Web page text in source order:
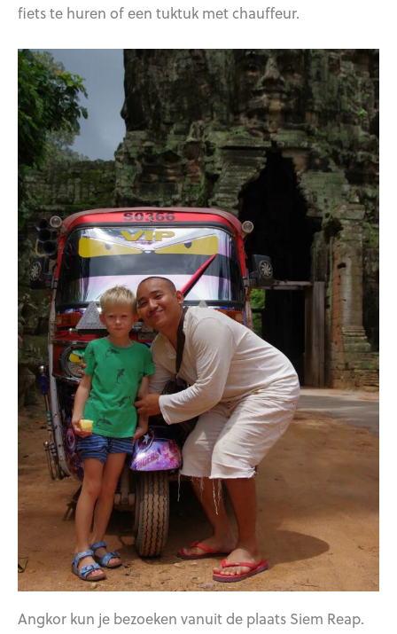
fiets te huren of een tuktuk met chauffeur.
Angkor kun je bezoeken vanuit de plaats Siem Reap.